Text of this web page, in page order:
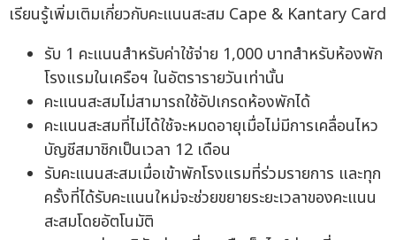
เรียนรู้เพิ่มเติมเกี่ยวกับคะแนนสะสม Cape & Kantary Card
รับ 1 คะแนนสำหรับค่าใช้จ่าย 1,000 บาทสำหรับห้องพัก
โรงแรมในเครือฯ ในอัตรารายวันเท่านั้น
คะแนนสะสมไม่สามารถใช้อัปเกรดห้องพักได้
คะแนนสะสมที่ไม่ได้ใช้จะหมดอายุเมื่อไม่มีการเคลื่อนไหว
บัญชีสมาชิกเป็นเวลา 12 เดือน
รับคะแนนสะสมเมื่อเข้าพักโรงแรมที่ร่วมรายการ และทุก
ครั้งที่ได้รับคะแนนใหม่จะช่วยขยายระยะเวลาของคะแนน
สะสมโดยอัตโนมัติ